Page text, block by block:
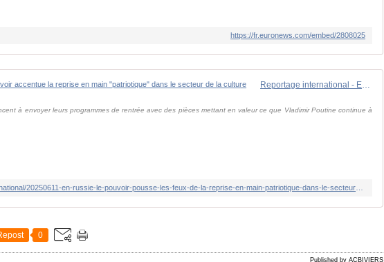
https://fr.euronews.com/embed/2808025
Reportage international - En Russie, le pouvoir accentue la reprise en main "patriotique" dans le secteur de la culture
à envoyer leurs programmes de rentrée avec des pièces mettant en valeur ce que Vladimir Poutine continue à
0
Published by ACBIVIERS